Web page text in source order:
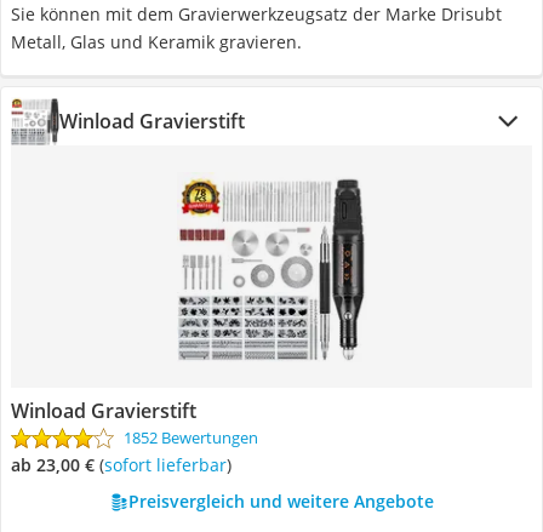
Sie können mit dem Gravierwerkzeugsatz der Marke Drisubt
Metall, Glas und Keramik gravieren.
Winload Gravierstift
Winload Gravierstift
1852 Bewertungen
ab 23,00 € ( Sofort lieferbar)
Preisvergleich und weitere Angebote